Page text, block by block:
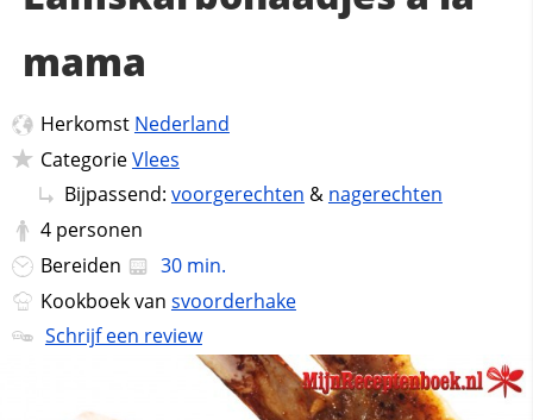
mama
Herkomst Nederland
CategorieVlees
Bijpassend: voorgerechten & nagerechten
4 personen
Bereiden
30 min.
Kookboek van svoorderhake
Schrijf een review